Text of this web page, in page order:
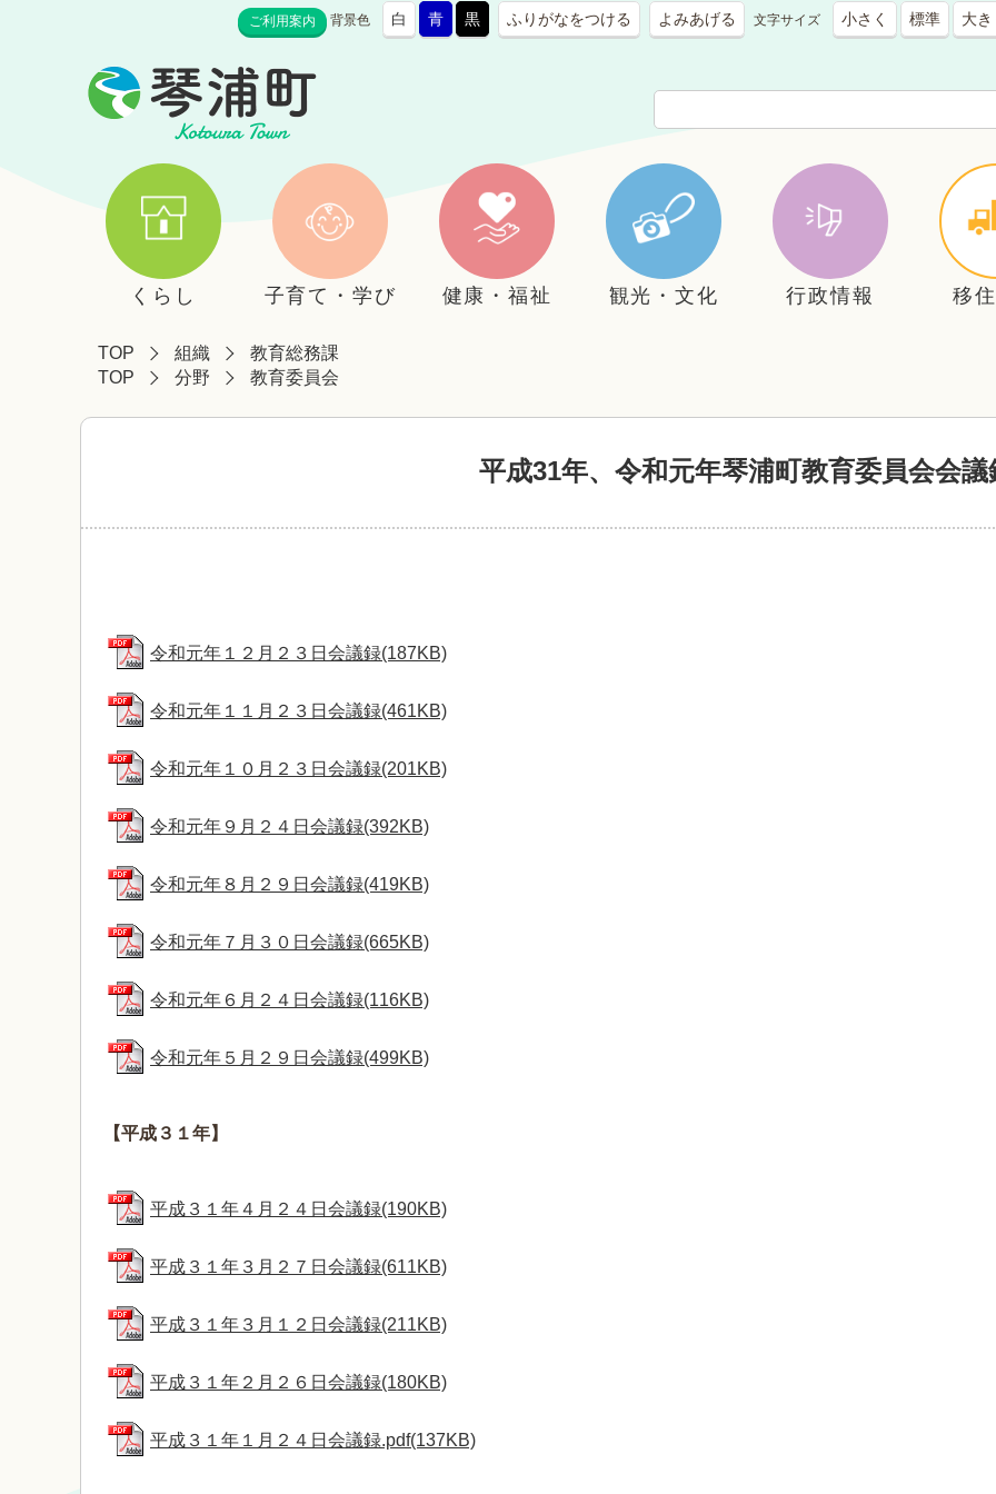
ご利用案内 背景色 白 青 黒 ふりがなをつける よみあげる 文字サイズ 小さく 標準 大き
くらし 子育て・学び 健康・福祉 観光・文化 行政情報 移
TOP 組織
教育総務課
TOP
分野 教育委員会
平成31年、令和元年琴浦町教育委員会会議
令和元年１２月２３日会議録(187KB)
令和元年１１月２３日会議録(461KB)
令和元年１０月２３日会議録(201KB)
令和元年９月２４日会議録(392KB)
令和元年８月２９日会議録(419KB)
令和元年７月３０日会議録(665KB)
令和元年６月２４日会議録(116KB)
令和元年５月２９日会議録(499KB)
【平成３１年】
平成３１年４月２４日会議録(190KB)
平成３１年３月２７日会議録(611KB)
平成３１年３月１２日会議録(211KB)
平成３１年２月２６日会議録(180KB)
平成３１年１月２４日会議録.pdf(137KB)